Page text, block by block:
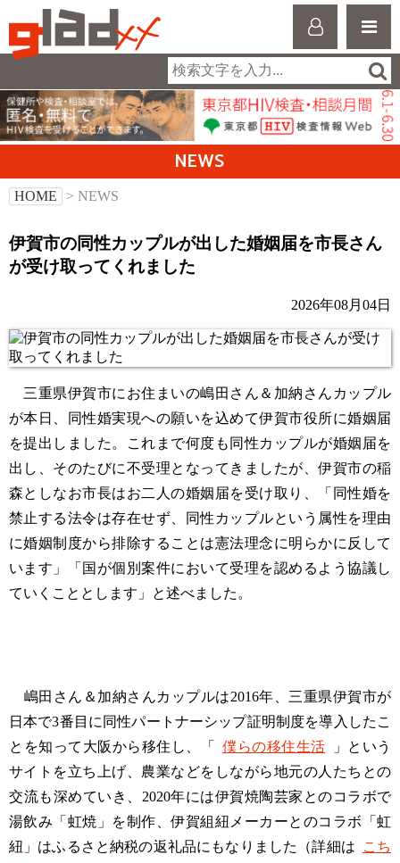
NEWS
HOME > NEWS
伊賀市の同性カップルが出した婚姻届を市長さん
が受け取ってくれました
2026年08月04日
三重県伊賀市にお住まいの嶋田さん＆加納さんカップル
が本日、同性婚実現への願いを込めて伊賀市役所に婚姻届
を提出しました。これまで何度も同性カップルが婚姻届を
出し、そのたびに不受理となってきましたが、伊賀市の稲
森としなお市長はお二人の婚姻届を受け取り、「同性婚を
禁止する法令は存在せず、同性カップルという属性を理由
に婚姻制度から排除することは憲法理念に明らかに反して
います」「国が個別案件において受理を認めるよう協議し
ていくこととします」と述べました。
嶋田さん＆加納さんカップルは2016年、三重県伊賀市が
日本で3番目に同性パートナーシップ証明制度を導入したこ
とを知って大阪から移住し、「
僕らの移住生活
」という
サイトを立ち上げ、農業などをしながら地元の人たちとの
交流も深めていき、2020年には伊賀焼陶芸家とのコラボで
湯飲み「虹焼」を制作、伊賀組紐メーカーとのコラボ「虹
紐」はふるさと納税の返礼品にもなりました（詳細は
こち